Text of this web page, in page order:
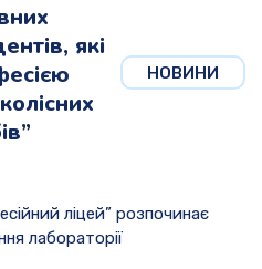
НОВИНИ
які
ліцей” розпочинає
лабораторії